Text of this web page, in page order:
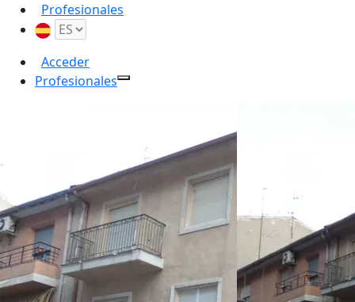
Profesionales
Acceder
Profesionales